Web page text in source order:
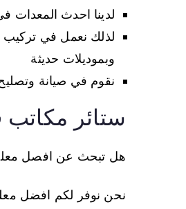
لدينا احدث
لذلك نعمل في تركيب
وبموديلات حديثة
نقوم في صيانة
ستائر مكاتب
هل تبحث عن افصل
نحن نوفر لكم افضل